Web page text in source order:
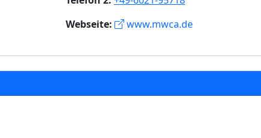
Webseite:
www.mwca.de